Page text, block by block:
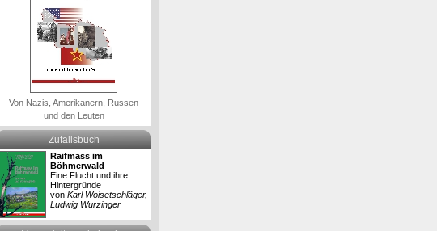
Von Nazis, Amerikanern, Russen
und den Leuten
Zufallsbuch
Raifmass im
Böhmerwald
Eine Flucht und ihre
Hintergründe
von Karl Woisetschläger,
Ludwig Wurzinger